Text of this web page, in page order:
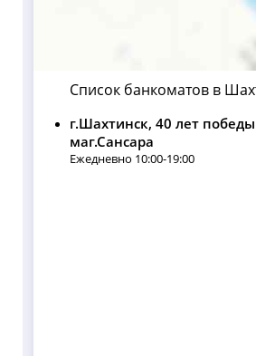
Список банкоматов в
г.Шахтинск, 40 лет
маг.Сансара
Ежедневно 10:00-19:00